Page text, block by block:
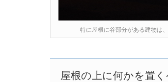
特に屋根に谷部分がある建物は
屋根の上に何かを置